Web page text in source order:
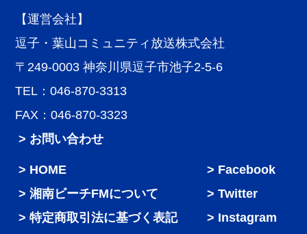
【運営会社】
逗子・葉山コミュニティ放送株式会社
〒249-0003 神奈川県逗子市池子2-5-6
TEL：046-870-3313
FAX：046-870-3323
> お問い合わせ
HOME
湘南ビーチFMについて
特定商取引法に基づく表記
Facebook
Twitter
Instagram